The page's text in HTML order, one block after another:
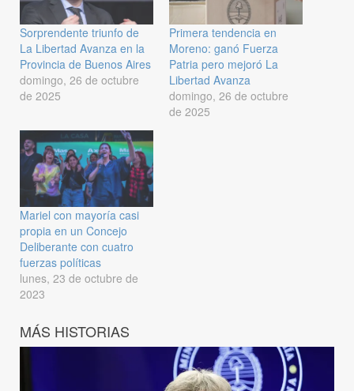
Sorprendente triunfo de
La Libertad Avanza en la
Provincia de Buenos Aires
domingo, 26 de octubre
de 2025
Primera tendencia en
Moreno: ganó Fuerza
Patria pero mejoró La
Libertad Avanza
domingo, 26 de octubre
de 2025
Mariel con mayoría casi
propia en un Concejo
Deliberante con cuatro
fuerzas políticas
lunes, 23 de octubre de
2023
MÁS HISTORIAS